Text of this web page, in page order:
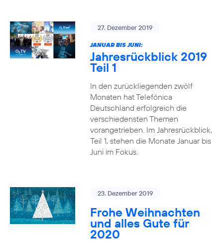
27. Dezember 2019
JANUAR BIS JUNI:
Jahresrückblick 2019
Teil 1
In den zurückliegenden zwölf
Monaten hat Telefónica
Deutschland erfolgreich die
verschiedensten Themen
vorangetrieben. Im Jahresrückblick,
Teil 1, stehen die Monate Januar bis
Juni im Fokus.
23. Dezember 2019
Frohe Weihnachten
und alles Gute für
2020